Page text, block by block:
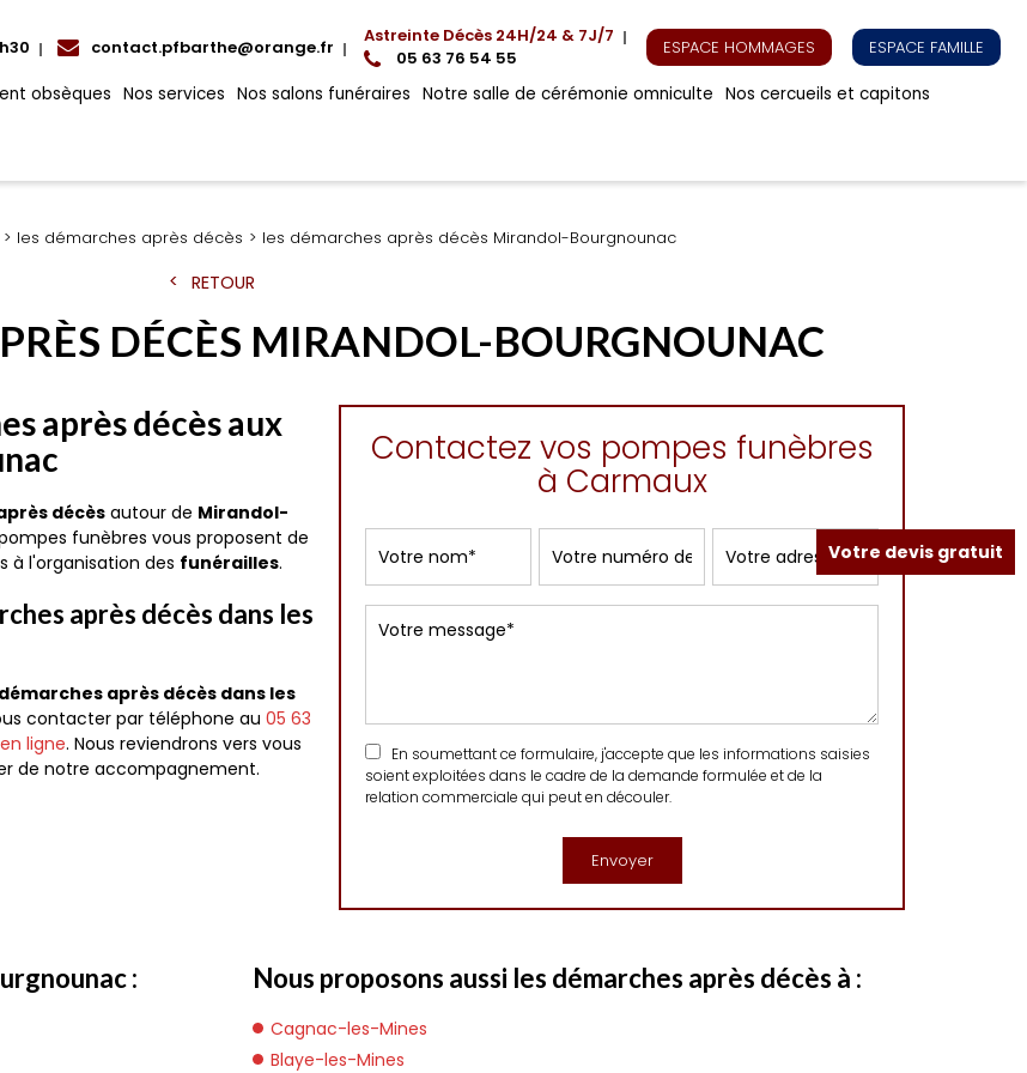
contact.pfbarthe@orange.fr Astreinte Décès 24H/24 & 7J/7
05 63 76 54 55
ESPACE HOMMAGES ESPACE FAMILLE
obsèques Nos services Nos salons funéraires Notre salle de cérémonie omniculte Nos cercueils et capitons
les démarches après décès les démarches après décès Mirandol-Bourgnounac
RETOUR
DÉCÈS MIRANDOL-BOURGNOUNAC
après décès aux
décèsautour de Mirandol-
funèbres vous proposent de
à l'organisation des funérailles.
après décès dans les
après décès dans les
contacter par téléphone au 05 63
ligne. Nous reviendrons vers vous
de notre accompagnement.
Contactez vos pompes funèbres
à Carmaux
En soumettant ce formulaire, j'accepte que les informations saisies
soient exploitées dans le cadre de la demande formulée et de la
relation commerciale qui peut en découler.
: Nous proposons aussi les démarches après décès à :
Cagnac-les-Mines
Blaye-les-Mines
Votre devis gratuit